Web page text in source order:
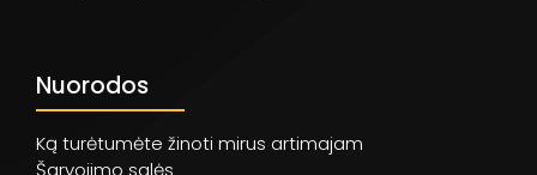
Nuorodos
Ką turėtumėte žinoti mirus artimajam